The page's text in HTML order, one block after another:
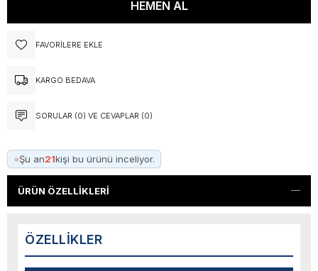
FAVORILERE EKLE
KARGO BEDAVA
SORULAR (0) VE CEVAPLAR (0)
●Şu an21kişi bu ürünü inceliyor.
ÜRÜN ÖZELLIKLERI
ÖZELLIKLER